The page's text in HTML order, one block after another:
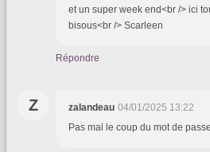
et un super week end<br /> ici
bisous<br /> Scarleen
Répondre
Z zalandeau 04/01/2025 13:22
Pas mal le coup du mot de